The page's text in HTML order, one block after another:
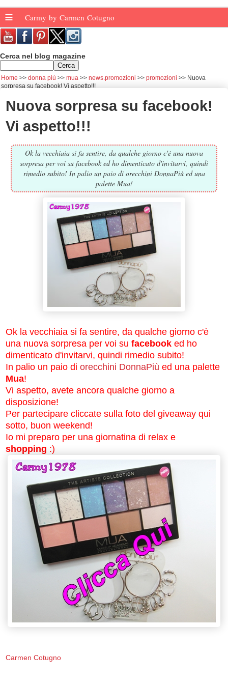
≡ Carmy by Carmen Cotugno
Cerca nel blog magazine
Home donna più mua news.promozioni promozioni
Nuova
sorpresa su facebook! Vi aspetto!!!
Nuova sorpresa su facebook!
Vi aspetto!!!
Ok la vecchiaia si fa sentire, da qualche giorno c'é una nuova
sorpresa per voi su facebook ed ho dimenticato d'invitarvi, quindi
rimedio subito! In palio un paio di orecchini DonnaPiù ed una
palette Mua!
Ok la vecchiaia si fa sentire, da qualche giorno c'è
una nuova sorpresa per voi su facebook ed ho
dimenticato d'invitarvi, quindi rimedio subito!
In palio un paio di orecchini DonnaPiù ed una palette
Mua!
Vi aspetto, avete ancora qualche giorno a
disposizione!
Per partecipare cliccate sulla foto del giveaway qui
sotto, buon weekend!
Io mi preparo per una giornatina di relax e
shopping :)
Carmen Cotugno